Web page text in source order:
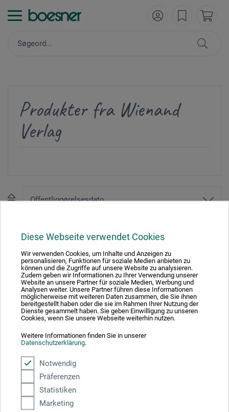
Diese Webseite verwendet Cookies
Wir verwenden Cookies, um Inhalte und Anzeigen zu
personalisieren, Funktionen für soziale Medien anbieten zu
können und die Zugriffe auf unsere Website zu analysieren.
Zudem geben wir Informationen zu Ihrer Verwendung unserer
Website an unsere Partner für soziale Medien, Werbung und
Analysen weiter. Unsere Partner führen diese Informationen
möglicherweise mit weiteren Daten zusammen, die Sie ihnen
bereitgestellt haben oder die sie im Rahmen Ihrer Nutzung der
Dienste gesammelt haben. Sie geben Einwilligung zu unseren
Cookies, wenn Sie unsere Webseite weiterhin nutzen.
Weitere Informationen finden Sie in unserer
Datenschutzerklärung.
Notwendig
Präferenzen
Statistiken
Marketing
Produkter fra Wienand
Verlag
Absolut sikker